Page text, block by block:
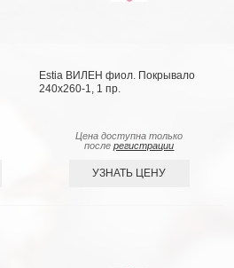
Estia ВИЛЕН фиол. Покрывало
240х260-1, 1 пр.
Цена доступна только
послерегистрации
УЗНАТЬ ЦЕНУ